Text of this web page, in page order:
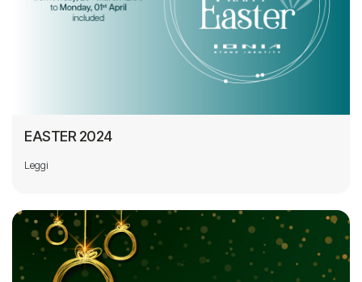
EASTER 2024
Leggi